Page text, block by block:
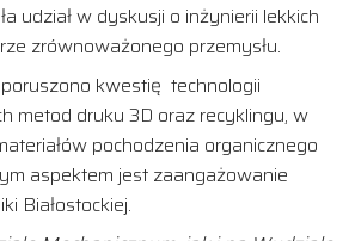
udział w dyskusji o inżynierii lekkich
zrównoważonego przemysłu.
kwestię technologii
metod druku 3D oraz recyklingu, w
pochodzenia organicznego
aspektem jest zaangażowanie
Białostockiej.